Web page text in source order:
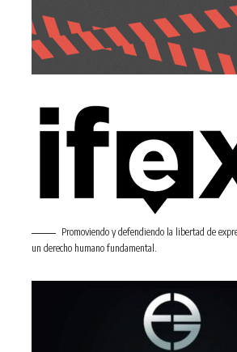
Promoviendo y defendiendo la libertad de
un derecho humano fundamental.